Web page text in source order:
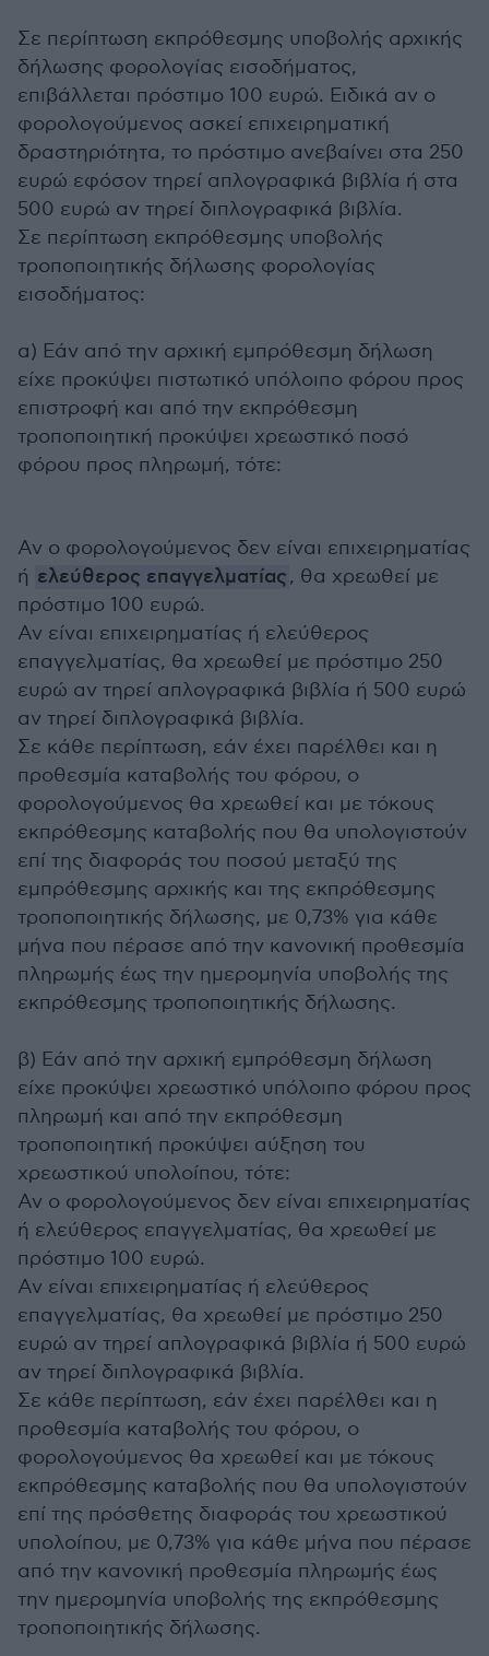
Σε περίπτωση εκπρόθεσμης υποβολής αρχικής
δήλωσης φορολογίας εισοδήματος,
επιβάλλεται πρόστιμο 100 ευρώ. Ειδικά αν ο
φορολογούμενος ασκεί επιχειρηματική
δραστηριότητα, το πρόστιμο ανεβαίνει στα 250
ευρώ εφόσον τηρεί απλογραφικά βιβλία ή στα
500 ευρώ αν τηρεί διπλογραφικά βιβλία.
Σε περίπτωση εκπρόθεσμης υποβολής
τροποποιητικής δήλωσης φορολογίας
εισοδήματος:
α) Εάν από την αρχική εμπρόθεσμη δήλωση
είχε προκύψει πιστωτικό υπόλοιπο φόρου προς
επιστροφή και από την εκπρόθεσμη
τροποποιητική προκύψει χρεωστικό ποσό
φόρου προς πληρωμή, τότε:
Αν ο φορολογούμενος δεν είναι επιχειρηματίας
ή ελεύθερος επαγγελματίας, θα χρεωθεί με
πρόστιμο 100 ευρώ.
Αν είναι επιχειρηματίας ή ελεύθερος
επαγγελματίας, θα χρεωθεί με πρόστιμο 250
ευρώ αν τηρεί απλογραφικά βιβλία ή 500 ευρώ
αν τηρεί διπλογραφικά βιβλία.
Σε κάθε περίπτωση, εάν έχει παρέλθει και η
προθεσμία καταβολής του φόρου, ο
φορολογούμενος θα χρεωθεί και με τόκους
εκπρόθεσμης καταβολής που θα υπολογιστούν
επί της διαφοράς του ποσού μεταξύ της
εμπρόθεσμης αρχικής και της εκπρόθεσμης
τροποποιητικής δήλωσης, με 0,73% για κάθε
μήνα που πέρασε από την κανονική προθεσμία
πληρωμής έως την ημερομηνία υποβολής της
εκπρόθεσμης τροποποιητικής δήλωσης.
β) Εάν από την αρχική εμπρόθεσμη δήλωση
είχε προκύψει χρεωστικό υπόλοιπο φόρου προς
πληρωμή και από την εκπρόθεσμη
τροποποιητική προκύψει αύξηση του
χρεωστικού υπολοίπου, τότε:
Αν ο φορολογούμενος δεν είναι επιχειρηματίας
ή ελεύθερος επαγγελματίας, θα χρεωθεί με
πρόστιμο 100 ευρώ.
Αν είναι επιχειρηματίας ή ελεύθερος
επαγγελματίας, θα χρεωθεί με πρόστιμο 250
ευρώ αν τηρεί απλογραφικά βιβλία ή 500 ευρώ
αν τηρεί διπλογραφικά βιβλία.
Σε κάθε περίπτωση, εάν έχει παρέλθει και η
προθεσμία καταβολής του φόρου, ο
φορολογούμενος θα χρεωθεί και με τόκους
εκπρόθεσμης καταβολής που θα υπολογιστούν
επί της πρόσθετης διαφοράς του χρεωστικού
υπολοίπου, με 0,73% για κάθε μήνα που πέρασε
από την κανονική προθεσμία πληρωμής έως
την ημερομηνία υποβολής της εκπρόθεσμης
τροποποιητικής δήλωσης.